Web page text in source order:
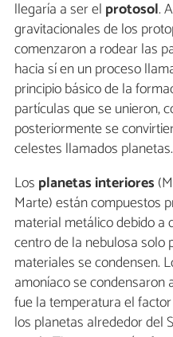
llegaría a ser el protosol.
gravitacionales de los
comenzaron a rodear las
hacia sí en un proceso
principio básico de la
partículas que se unieron,
posteriormente se
celestes llamados planetas.
Los planetas interiores
Marte) están compuestos
material metálico debido
centro de la nebulosa solo
materiales se condensen.
amoníaco se condensaron
fue la temperatura el
los planetas alrededor del